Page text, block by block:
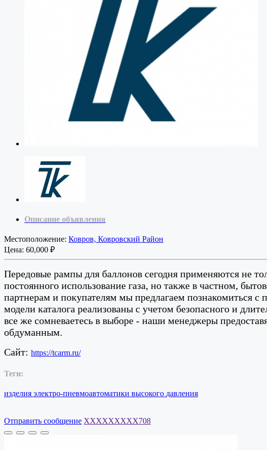
Описание объявления
Местоположение: Ковров, Ковровский Район
Цена: 60,000 ₽
Передовые рампы для баллонов сегодня применяются не
постоянного использование газа, но также в частном,
партнерам и покупателям мы предлагаем познакомиться
модели каталога реализованы с учетом безопасного и
все же сомневаетесь в выборе - наши менеджеры
обдуманным.
Сайт: https://tcarm.ru/
Теги:
изделия электро-пневмоавтоматики высокого давления
Отправить сообщение XXXXXXXXX708